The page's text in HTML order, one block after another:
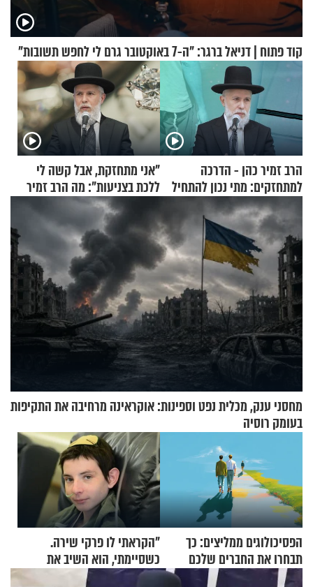
קוד פתוח | דניאל ברגר: "ה-7 באוקטובר גרם לי לחפש תשובות"
הרב זמיר כהן - הדרכה
למתחזקים: מתי נכון להתחיל
עם לבישת הציצית?
"אני מתחזקת, אבל קשה לי
ללכת בצניעות": מה הרב זמיר
כהן המליץ לה לעשות?
מחסני ענק, מכלית נפט וספינות: אוקראינה מרחיבה את התקיפות
בעומק רוסיה
הפסיכולוגים ממליצים: כך
תבחרו את החברים שלכם
בחיים
"הקראתי לו פרקי שירה.
כשסיימתי, הוא השיב את
נשמתו לבורא"